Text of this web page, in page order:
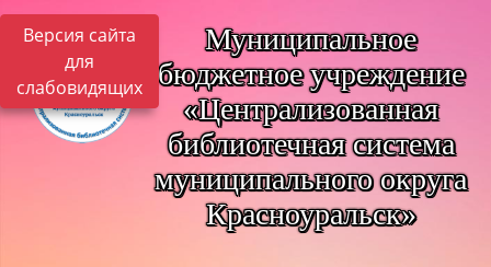
Версия сайта
для
слабовидящих
Муниципальное
бюджетное учреждение
«Централизованная
библиотечная система
муниципального округа
Красноуральск»